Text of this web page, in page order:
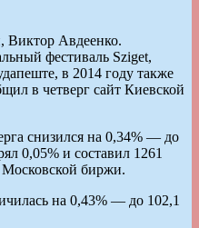
Авдеенко.
фестиваль Sziget,
в 2014 году также
в четверг сайт Киевской
снизился на 0,34% — до
0,05% и составил 1261
Московской биржи.
на 0,43% — до 102,1